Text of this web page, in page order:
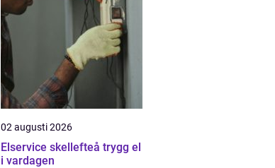
02 augusti 2026
Elservice skellefteå trygg el
i vardagen